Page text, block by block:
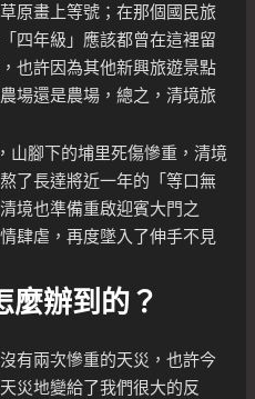
原畫上等號；在那個國民旅
四年級」應該都曾在這裡留
也許因為其他新興旅遊景點
場還是農場，總之，清境旅
腳下的埔里死傷慘重，清境
了長達將近一年的「等口無
境也準備重啟迎賓大門之
肆虐，再度墜入了伸手不見
麼辦到的？
兩次慘重的天災，也許今
災地變給了我們很大的反